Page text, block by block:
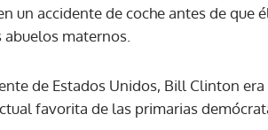
un accidente de coche antes de que
abuelos maternos.
de Estados Unidos, Bill Clinton
favorita de las primarias